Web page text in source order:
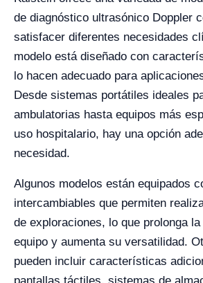
de diagnóstico ultrasónico Doppler
satisfacer diferentes necesidades
modelo está diseñado con
lo hacen adecuado para
Desde sistemas portátiles ideales
ambulatorias hasta equipos más
uso hospitalario, hay una opción
necesidad.
Algunos modelos están equipados
intercambiables que permiten
de exploraciones, lo que prolonga la
equipo y aumenta su versatilidad.
pueden incluir características